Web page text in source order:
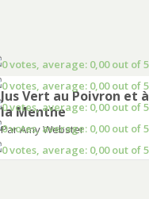
Jus Vert au Poivron et à
la Menthe
Par Amy Webster